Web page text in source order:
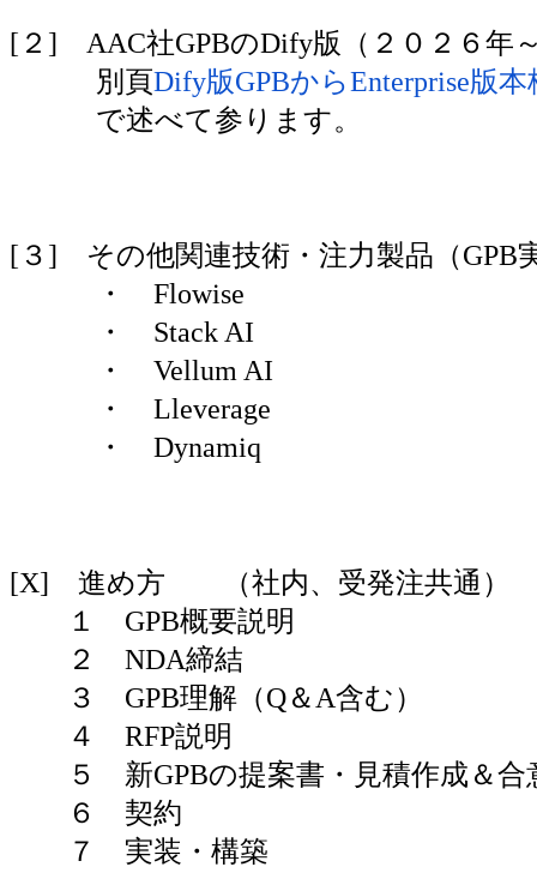
[２] AAC社GPBのDify版（２０２６年
別頁Dify版GPBからEnterprise版
で述べて参ります。
[３] その他関連技術・注力製品（GPB
・ Flowise
・ Stack AI
・ Vellum AI
・ Lleverage
・ Dynamiq
[X] 進め方 （社内、受発注共通）
１ GPB概要説明
２ NDA締結
３ GPB理解（Q＆A含む）
４ RFP説明
５ 新GPBの提案書・見積作成＆合
６ 契約
７ 実装・構築